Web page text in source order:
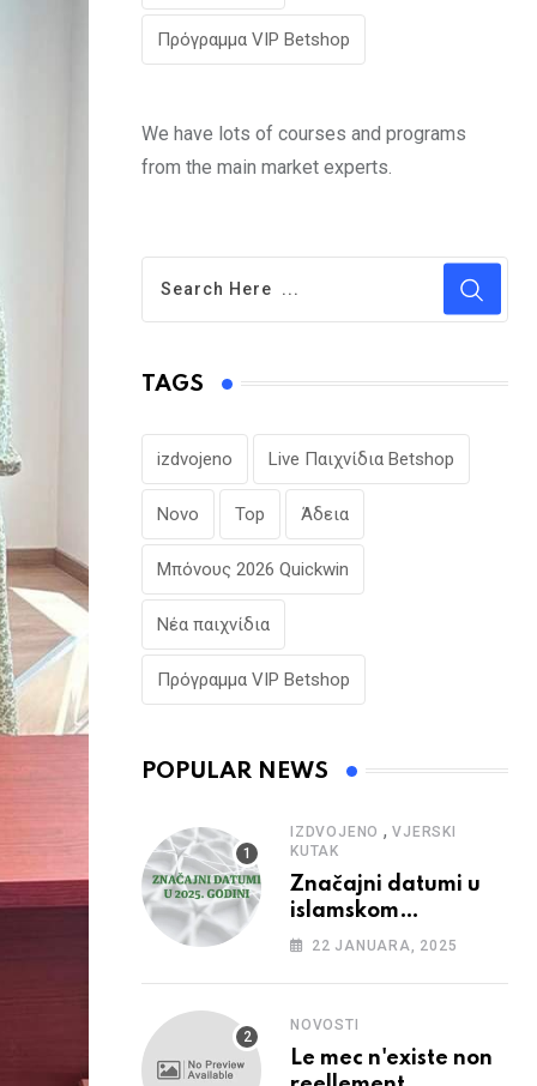
Πρόγραμμα VIP Betshop
We have lots of courses and programs
from the main market experts.
TAGS
izdvojeno Live Παιχνίδια Betshop
Novo Top Άδεια
Μπόνους 2026 Quickwin
Νέα παιχνίδια
Πρόγραμμα VIP Betshop
POPULAR NEWS
IZDVOJENO ,VJERSKI
KUTAK
Značajni datumi u
islamskom
kalendaru u 2025.
22 JANUARA, 2025
NOVOSTI
Le mec n'existe non